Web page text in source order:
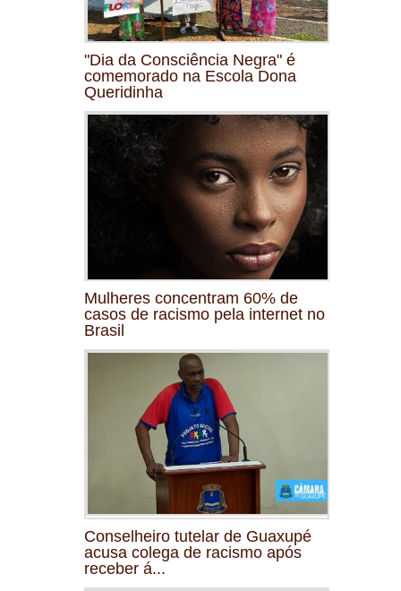
"Dia da Consciência Negra" é
comemorado na Escola Dona
Queridinha
Mulheres concentram 60% de
casos de racismo pela internet no
Brasil
Conselheiro tutelar de Guaxupé
acusa colega de racismo após
receber á...